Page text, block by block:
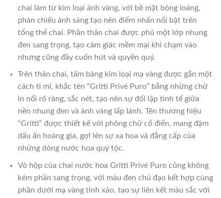
chai làm từ kim loại ánh vàng, với bề mặt bóng loáng,
phản chiếu ánh sáng tạo nên điểm nhấn nổi bật trên
tổng thể chai. Phần thân chai được phủ một lớp nhung
đen sang trọng, tạo cảm giác mềm mại khi chạm vào
nhưng cũng đầy cuốn hút và quyền quý.
Trên thân chai, tấm bảng kim loại mạ vàng được gắn một
cách tỉ mỉ, khắc tên “Gritti Privé Puro” bằng những chữ
in nổi rõ ràng, sắc nét, tạo nên sự đối lập tinh tế giữa
nền nhung đen và ánh vàng lấp lánh. Tên thương hiệu
“Gritti” được thiết kế với phông chữ cổ điển, mang đậm
dấu ấn hoàng gia, gợi lên sự xa hoa và đẳng cấp của
những dòng nước hoa quý tộc.
Vỏ hộp của chai nước hoa Gritti Privé Puro cũng không
kém phần sang trọng, với màu đen chủ đạo kết hợp cùng
phần dưới mạ vàng tinh xảo, tạo sự liên kết màu sắc với